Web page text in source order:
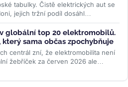
tabulky. Čistě elektrických aut se
jejich tržní podíl dosáhl
globální top 20 elektromobilů.
sama občas zpochybňuje
centrál zní, že elektromobilita není
žebříček za červen 2026 ale